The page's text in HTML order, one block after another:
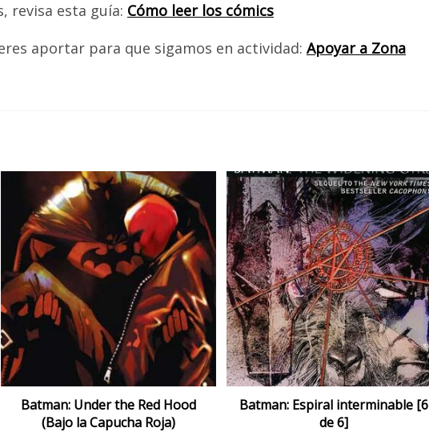
revisa esta guía: Cómo leer los cómics
aportar para que sigamos en actividad: Apoyar a Zona
Batman: Under the Red Hood
(Bajo la Capucha Roja)
Batman: Espiral interminable [6
de 6]